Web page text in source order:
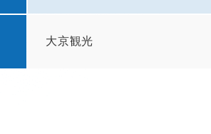
大京観光